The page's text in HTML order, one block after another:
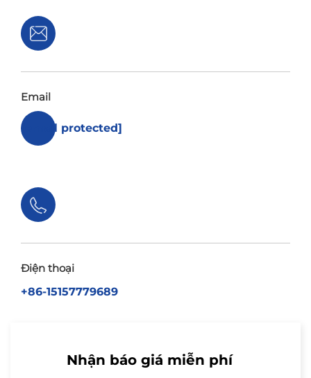
Email
[email protected]
Điện thoại
+86-15157779689
Nhận báo giá miễn phí